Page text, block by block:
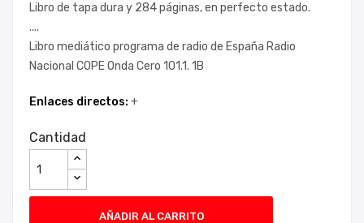
Libro de tapa dura y 284 páginas, en perfecto estado.
....
Libro mediático programa de radio de España Radio
Nacional COPE Onda Cero 101.1. 1B
Enlaces directos: +
Cantidad
AÑADIR AL CARRITO